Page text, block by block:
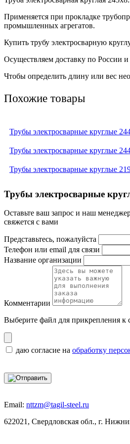
Применяется при прокладке
промышленных агрегатов.
Купить трубу электросварную
Осуществляем доставку по России
Чтобы определить длину или вес
Похожие товары
Трубы электросварные круглые
Трубы электросварные круглые
Трубы электросварные круглые
Трубы электросварные
Оставьте ваш запрос и наш
свяжется с вами
Представьтесь, пожалуйста
Телефон или email для связи
Название организации
Комментарии
Выберите файл для прикрепления
даю согласие на обработку
Email: nttzm@tagil-steel.ru
622021, Свердловская обл., г.